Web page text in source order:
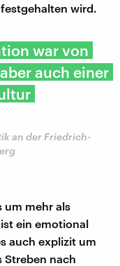
wird.
war von
auch einer
an der Friedrich-
um mehr als
ein emotional
auch explizit um
Streben nach